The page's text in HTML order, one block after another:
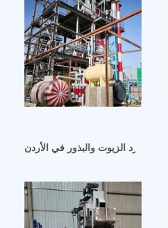
وطارد الزيوت والبذور في الأردن